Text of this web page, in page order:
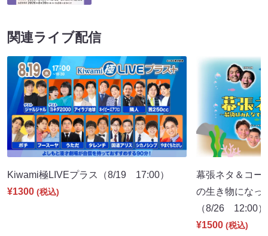
関連ライブ配信
Kiwami極LIVEプラス（8/19 17:00）
¥1300 (税込)
幕張ネタ＆コー
の生き物になっ
（8/26 12:00）
¥1500 (税込)